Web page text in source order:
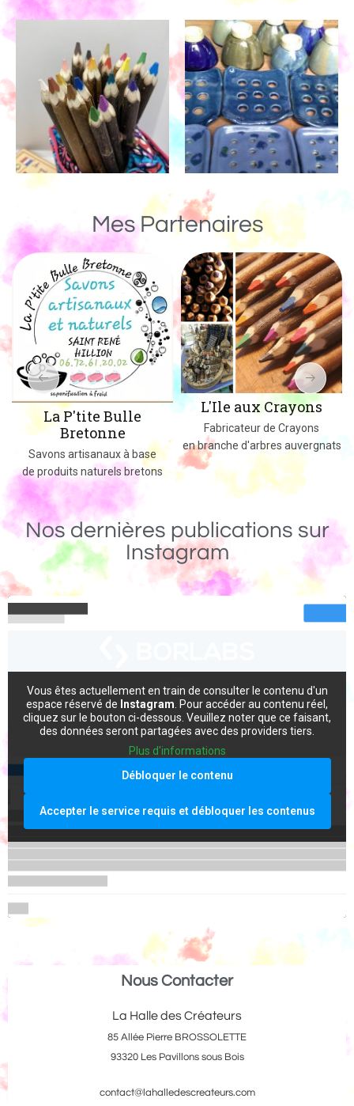
Mes Partenaires
L'Ile aux Crayons
Fabricateur de Crayons
en branche d'arbres auvergnats
Un Monde de Bois
Des jeux, jouets et objets en
massif fabriqués dans le 02
Nos dernières publications sur
Instagram
Vous êtes actuellement en train de consulter le contenu d'un
espace réservé de Instagram . Pour accéder au contenu réel,
cliquez sur le bouton ci-dessous. Veuillez noter que ce faisant,
des données seront partagées avec des providers tiers.
Plus d'informations
Débloquer le contenu
Accepter le service requis et débloquer les contenus
Nous Contacter
La Halle des Créateurs
85 Allée Pierre BROSSOLETTE
93320 Les Pavillons sous Bois
contact@lahalledescreateurs.com